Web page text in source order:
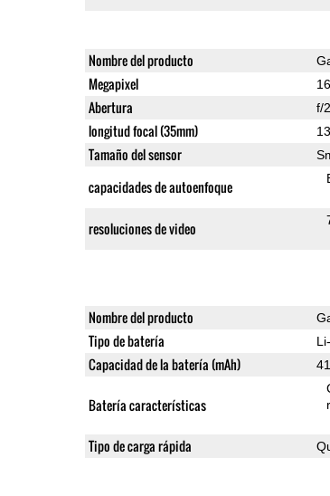
Nombre del producto
Megapixel
Abertura f/
longitud focal (35mm)
Tamaño del sensor
capacidades de autoenfoque
resoluciones de video
Nombre del producto
Tipo de batería
Capacidad de la batería (mAh)
Batería características
Tipo de carga rápida